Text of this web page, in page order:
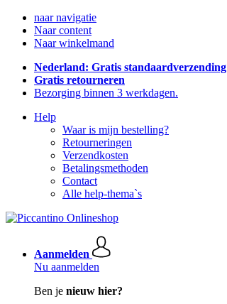
naar navigatie
Naar content
Naar winkelmand
Nederland: Gratis standaardverzending
Gratis retourneren
Bezorging binnen 3 werkdagen.
Help
Waar is mijn bestelling?
Retourneringen
Verzendkosten
Betalingsmethoden
Contact
Alle help-thema`s
Aanmelden
Nu aanmelden
Ben je nieuw hier?